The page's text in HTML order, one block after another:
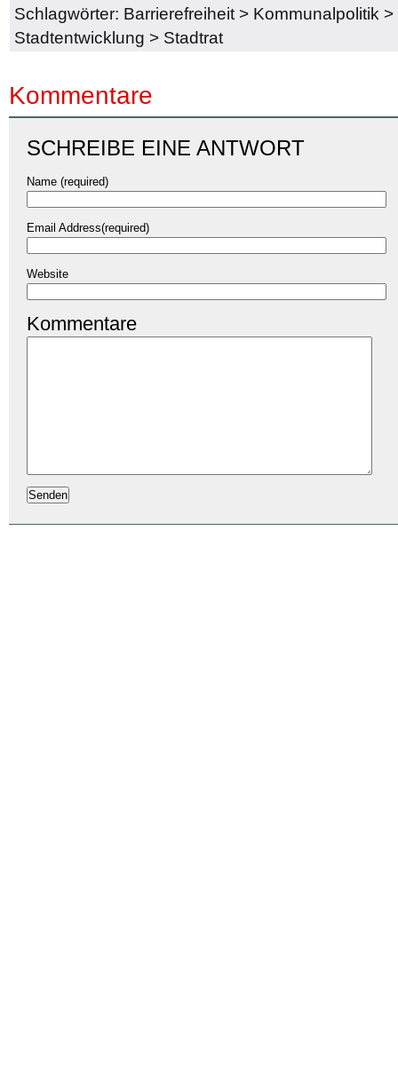
Schlagwörter: Barrierefreiheit > Kommunalpolitik >
Stadtentwicklung > Stadtrat
Kommentare
SCHREIBE EINE ANTWORT
Name (required)
Email Address(required)
Website
Kommentare